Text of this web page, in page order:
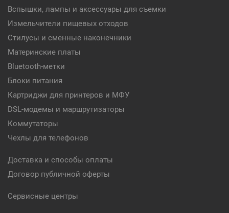
Вспышки, лампы и аксессуары для съемки
Измельчители пищевых отходов
Стилусы и сменные наконечники
Материнские платы
Bluetooth-метки
Блоки питания
Картриджи для принтеров и МФУ
DSL-модемы и маршрутизаторы
Коммутаторы
Чехлы для телефонов
Доставка и способы оплаты
Договор публичной оферты
Сервисные центры